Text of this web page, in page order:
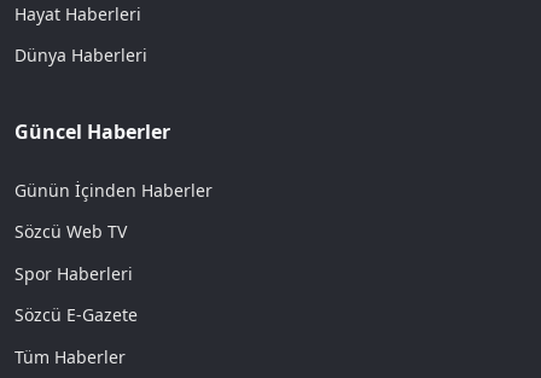
Hayat Haberleri
Dünya Haberleri
Güncel Haberler
Günün İçinden Haberler
Sözcü Web TV
Spor Haberleri
Sözcü E-Gazete
Tüm Haberler